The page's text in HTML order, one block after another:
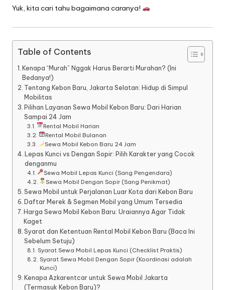
Yuk, kita cari tahu bagaimana caranya!
Table of Contents
Kenapa “Murah” Nggak Harus Berarti Murahan? (Ini
Bedanya!)
Tentang Kebon Baru, Jakarta Selatan: Hidup di Simpul
Mobilitas
Pilihan Layanan Sewa Mobil Kebon Baru: Dari Harian
Sampai 24 Jam
Rental Mobil Harian
Rental Mobil Bulanan
Sewa Mobil Kebon Baru 24 Jam
Lepas Kunci vs Dengan Sopir: Pilih Karakter yang Cocok
denganmu
Sewa Mobil Lepas Kunci (Sang Pengendara)
Sewa Mobil Dengan Sopir (Sang Penikmat)
Sewa Mobil untuk Perjalanan Luar Kota dari Kebon Baru
Daftar Merek & Segmen Mobil yang Umum Tersedia
Harga Sewa Mobil Kebon Baru: Uraiannya Agar Tidak
Kaget
Syarat dan Ketentuan Rental Mobil Kebon Baru (Baca Ini
Sebelum Setuju)
Syarat Sewa Mobil Lepas Kunci (Checklist Praktis)
Syarat Sewa Mobil Dengan Sopir (Koordinasi adalah
Kunci)
Kenapa Azkarentcar untuk Sewa Mobil Jakarta
(Termasuk Kebon Baru)?